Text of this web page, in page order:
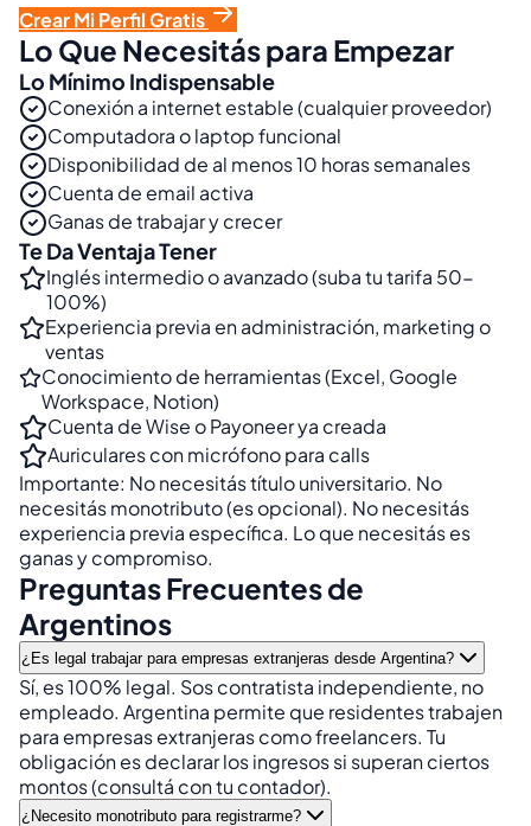
Crear Mi Perfil Gratis
Lo Que Necesitás para Empezar
Lo Mínimo Indispensable
Conexión a internet estable (cualquier proveedor)
Computadora o laptop funcional
Disponibilidad de al menos 10 horas semanales
Cuenta de email activa
Ganas de trabajar y crecer
Te Da Ventaja Tener
Inglés intermedio o avanzado (suba tu tarifa 50-
100%)
Experiencia previa en administración, marketing o
ventas
Conocimiento de herramientas (Excel, Google
Workspace, Notion)
Cuenta de Wise o Payoneer ya creada
Auriculares con micrófono para calls
Importante: No necesitás título universitario. No
necesitás monotributo (es opcional). No necesitás
experiencia previa específica. Lo que necesitás es
ganas y compromiso.
Preguntas Frecuentes de
Argentinos
¿Es legal trabajar para empresas extranjeras desde Argentina?
Sí, es 100% legal. Sos contratista independiente, no
empleado. Argentina permite que residentes trabajen
para empresas extranjeras como freelancers. Tu
obligación es declarar los ingresos si superan ciertos
montos (consultá con tu contador).
¿Necesito monotributo para registrarme?